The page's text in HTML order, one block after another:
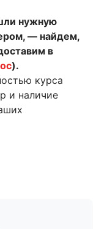
нужную
— найдем,
в
).
курса
и наличие